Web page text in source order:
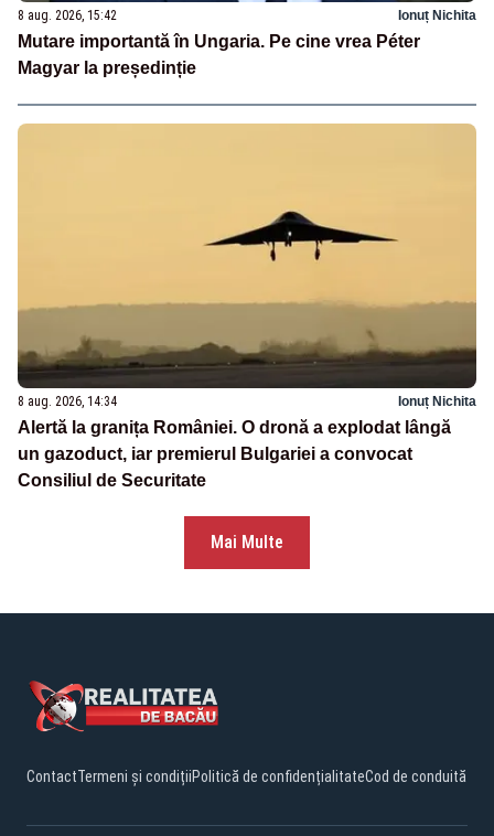
8 aug. 2026, 15:42 Ionuț Nichita
Mutare importantă în Ungaria. Pe cine vrea Péter
Magyar la președinție
8 aug. 2026, 14:34 Ionuț Nichita
Alertă la granița României. O dronă a explodat lângă
un gazoduct, iar premierul Bulgariei a convocat
Consiliul de Securitate
Mai Multe
ContactTermeni și condițiiPolitică de confidențialitateCod de conduită